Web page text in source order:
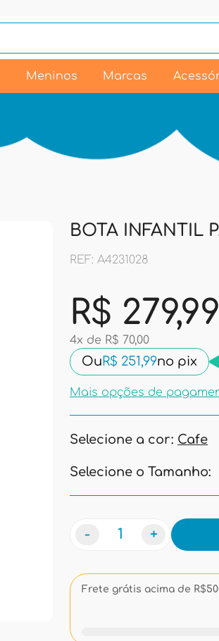
Meninos Marcas
BOTA INFANTIL
REF: A4231028
R$ 279,99
4x de R$ 70,00
Ou R$ 251,99no pix
Mais opções de
Selecione a cor: Cafe
Selecione o Tamanho:
- +
Frete grátis acima de